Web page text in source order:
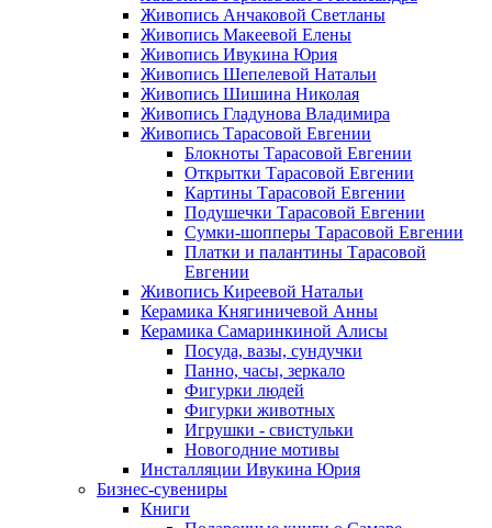
Живопись Анчаковой Светланы
Живопись Макеевой Елены
Живопись Ивукина Юрия
Живопись Шепелевой Натальи
Живопись Шишина Николая
Живопись Гладунова Владимира
Живопись Тарасовой Евгении
Блокноты Тарасовой Евгении
Открытки Тарасовой Евгении
Картины Тарасовой Евгении
Подушечки Тарасовой Евгении
Сумки-шопперы Тарасовой Евгении
Платки и палантины Тарасовой
Евгении
Живопись Киреевой Натальи
Керамика Княгиничевой Анны
Керамика Самаринкиной Алисы
Посуда, вазы, сундучки
Панно, часы, зеркало
Фигурки людей
Фигурки животных
Игрушки - свистульки
Новогодние мотивы
Инсталляции Ивукина Юрия
Бизнес-сувениры
Книги